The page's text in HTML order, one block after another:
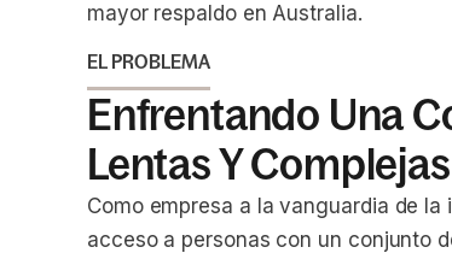
mayor respaldo en Australia.
EL PROBLEMA
Enfrentando Una
Lentas Y Complejas
Como empresa a la vanguardia de
acceso a personas con un conjunto